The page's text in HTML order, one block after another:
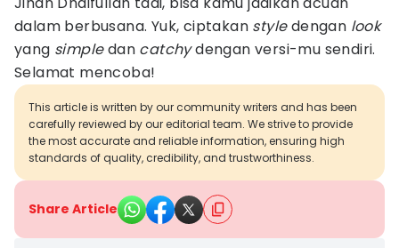
dalam berbusana. Yuk, ciptakan styledengan look
yang simpledan catchydengan versi-mu sendiri.
Selamat mencoba!
This article is written by our community writers and has been
carefully reviewed by our editorial team. We strive to provide
the most accurate and reliable information, ensuring high
standards of quality, credibility, and trustworthiness.
Share Article